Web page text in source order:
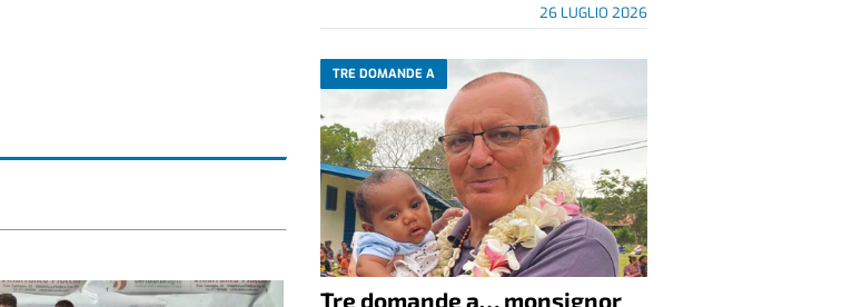
26 LUGLIO 2026
TRE DOMANDE A
Tre domande a… monsignor